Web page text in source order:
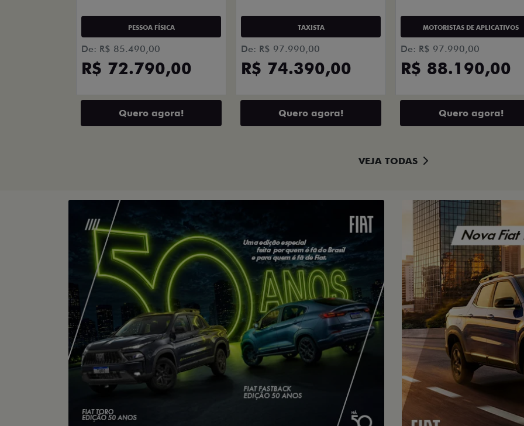
PESSOA FÍSICA
De: R$ 85.490,00
R$ 72.790,00
Quero agora!
TAXISTA
De: R$ 97.990,00
R$ 74.390,00
Quero agora!
MOTORISTAS DE APLICATIVOS
De: R$ 97.990,00
R$ 88.190,00
Quero agora!
VEJA TODAS